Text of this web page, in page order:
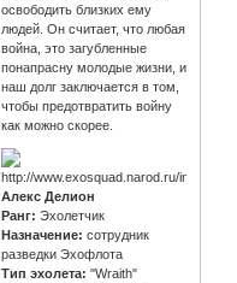
освободить близких ему
людей. Он считает, что любая
война, это загубленные
понапрасну молодые жизни, и
наш долг заключается в том,
чтобы предотвратить войну
как можно скорее.
Алекс Делион
Ранг: Эхолетчик
Назначение: сотрудник
разведки Эхофлота
Тип эхолета: "Wraith"